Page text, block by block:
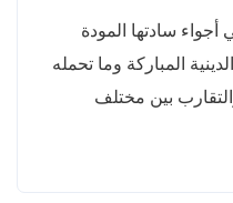
سادتها المودة
المباركة وما تحمله
بين مختلف